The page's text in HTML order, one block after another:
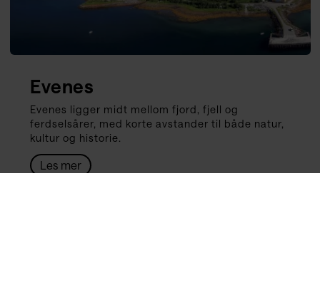
Evenes
Evenes ligger midt mellom fjord, fjell og
ferdselsårer, med korte avstander til både natur,
kultur og historie.
Les mer